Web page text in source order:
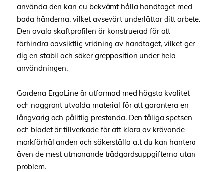
använda den kan du bekvämt hålla handtaget med
båda händerna, vilket avsevärt underlättar ditt arbete.
Den ovala skaftprofilen är konstruerad för att
förhindra oavsiktlig vridning av handtaget, vilket ger
dig en stabil och säker grepposition under hela
användningen.
Gardena ErgoLine är utformad med högsta kvalitet
och noggrant utvalda material för att garantera en
långvarig och pålitlig prestanda. Den tåliga spetsen
och bladet är tillverkade för att klara av krävande
markförhållanden och säkerställa att du kan hantera
även de mest utmanande trädgårdsuppgifterna utan
problem.